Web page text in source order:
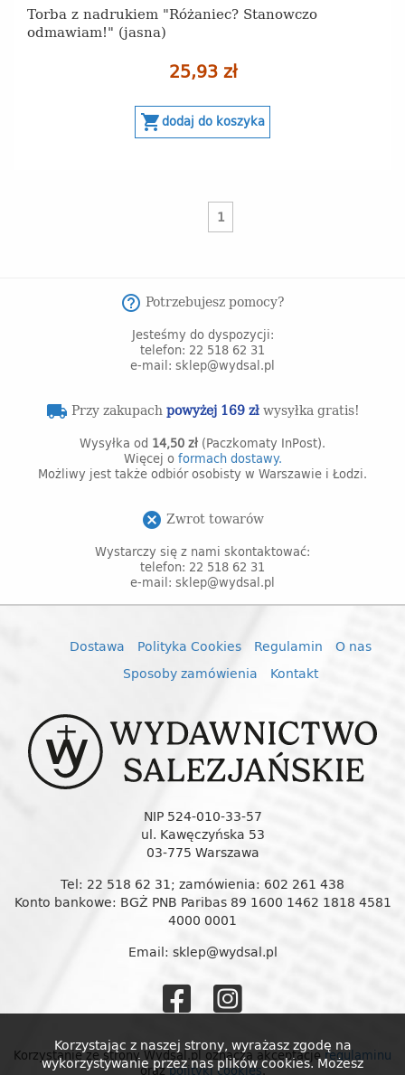
Torba z nadrukiem "Różaniec? Stanowczo
odmawiam!" (jasna)
25,93 zł
shopping_cartdodaj do koszyka
1
help_outline Potrzebujesz pomocy?
Jesteśmy do dyspozycji:
telefon: 22 518 62 31
e-mail: sklep@wydsal.pl
local_shipping Przy zakupachpowyżej 169 złwysyłka gratis!
Wysyłka od 14,50 zł (Paczkomaty InPost).
Więcej o formach dostawy.
Możliwy jest także odbiór osobisty w Warszawie i Łodzi.
cancel Zwrot towarów
Wystarczy się z nami skontaktować:
telefon: 22 518 62 31
e-mail: sklep@wydsal.pl
Dostawa Polityka Cookies Regulamin
O nas
Sposoby zamówienia
Kontakt
NIP 524-010-33-57
ul. Kawęczyńska 53
03-775 Warszawa
Tel: 22 518 62 31; zamówienia: 602 261 438
Konto bankowe: BGŻ PNB Paribas 89 1600 1462 1818 4581
4000 0001
Email: sklep@wydsal.pl
Salezjańskie
Korzystanie ze strony Wydsal.pl oznacza akceptacjęregulaminu
orazpolityki cookies.
Korzystając z naszej strony, wyrażasz zgodę na
wykorzystywanie przez nas plików cookies. Możesz